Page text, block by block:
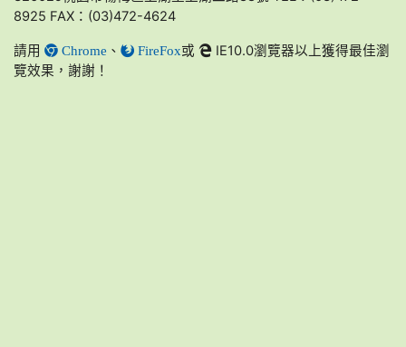
8925 FAX：(03)472-4624
請用 Chrome 、 FireFox或
IE10.0瀏覽器以上獲得最佳瀏
覽效果，謝謝！